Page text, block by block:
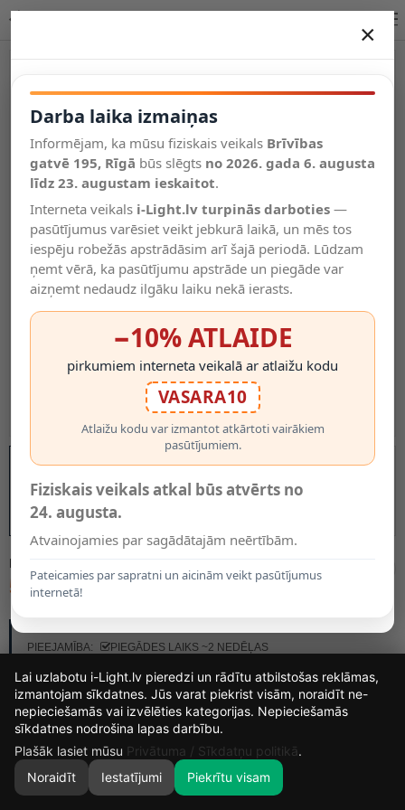
Salīdzināt
Vēlmju
saraksts
Valodas
0
MODELIS:
57.50€
PIEEJAMĪBA:
PIEGĀDES LAIKS ~2 NEDĒĻAS
×
Darba laika izmaiņas
Informējam, ka mūsu fiziskais veikals Brīvības
gatvē 195, Rīgā būs slēgts no 2026. gada 6. augusta
līdz 23. augustam ieskaitot.
Interneta veikals i-Light.lv turpinās darboties —
pasūtījumus varēsiet veikt jebkurā laikā, un mēs tos
iespēju robežās apstrādāsim arī šajā periodā. Lūdzam
ņemt vērā, ka pasūtījumu apstrāde un piegāde var
aizņemt nedaudz ilgāku laiku nekā ierasts.
−10% ATLAIDE
pirkumiem interneta veikalā ar atlaižu kodu
VASARA10
Atlaižu kodu var izmantot atkārtoti vairākiem
pasūtījumiem.
Fiziskais veikals atkal būs atvērts no
24. augusta.
Atvainojamies par sagādātajām neērtībām.
Pateicamies par sapratni un aicinām veikt pasūtījumus
internetā!
15
DIENAS
13
STUNDAS
22
MIN.
48
Lai uzlabotu i-Light.lv pieredzi un rādītu atbilstošas reklāmas,
izmantojam sīkdatnes. Jūs varat piekrist visām, noraidīt ne-
nepieciešamās vai izvēlēties kategorijas. Nepieciešamās
sīkdatnes nodrošina lapas darbību.
Plašāk lasiet mūsu Privātuma / Sīkdatņu politikā.
Noraidīt
Iestatījumi Piekrītu visam